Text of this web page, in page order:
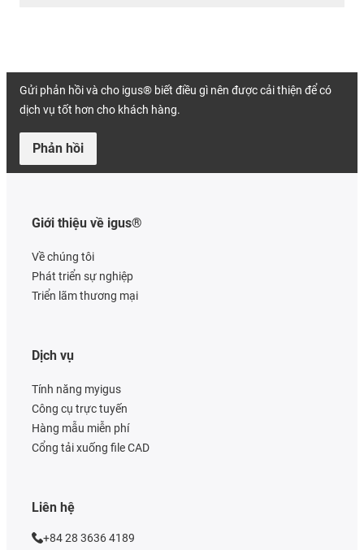
Gửi phản hồi và cho igus® biết điều gì nên được cải thiện để có
dịch vụ tốt hơn cho khách hàng.
Phản hồi
Giới thiệu về igus®
Về chúng tôi
Phát triển sự nghiệp
Triển lãm thương mại
Dịch vụ
Tính năng myigus
Công cụ trực tuyến
Hàng mẫu miễn phí
Cổng tải xuống file CAD
Liên hệ
+84 28 3636 4189